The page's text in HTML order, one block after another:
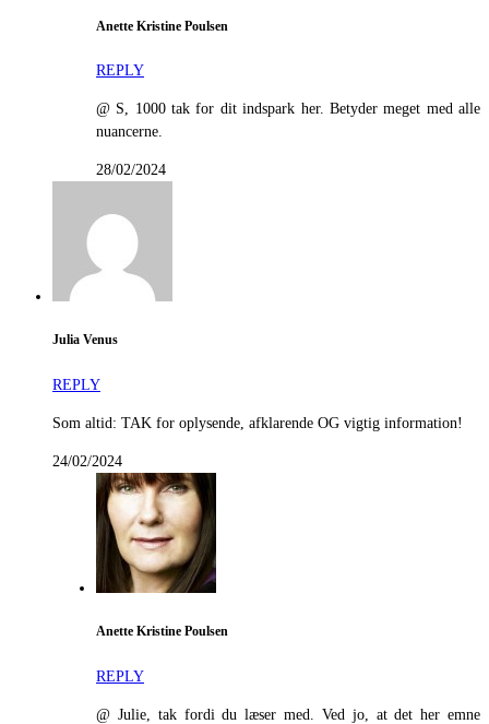
Anette Kristine Poulsen
REPLY
@ S, 1000 tak for dit indspark her. Betyder meget med alle
nuancerne.
28/02/2024
Julia Venus
REPLY
Som altid: TAK for oplysende, afklarende OG vigtig information!
24/02/2024
Anette Kristine Poulsen
REPLY
@ Julie, tak fordi du læser med. Ved jo, at det her emne